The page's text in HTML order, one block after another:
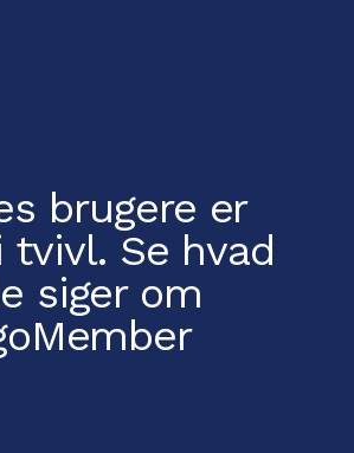
brugere er
tvivl. Se hvad
siger om